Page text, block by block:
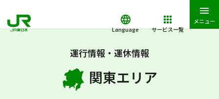
Language サービス一覧
メニュー
運行情報・運休情報
関東エリア